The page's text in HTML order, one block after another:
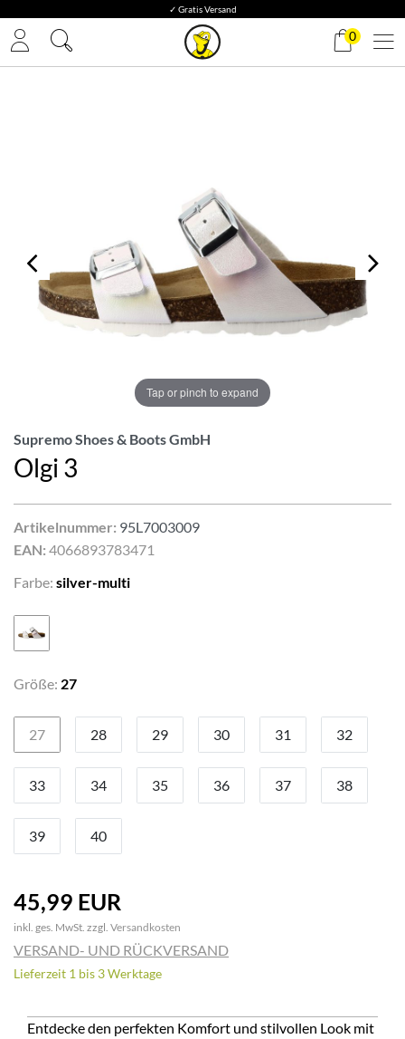
✓ Gratis Versand
0
Tap or pinch to expand
Supremo Shoes & Boots GmbH
Olgi 3
Artikelnummer: 95L7003009
EAN: 4066893783471
Farbe: silver-multi
Größe: 27
27 28 29 30 31 32
33 34 35 36 37 38
39 40
45,99 EUR
inkl. ges. MwSt. zzgl. Versandkosten
VERSAND- UND RÜCKVERSAND
Lieferzeit 1 bis 3 Werktage
Entdecke den perfekten Komfort und stilvollen Look mit